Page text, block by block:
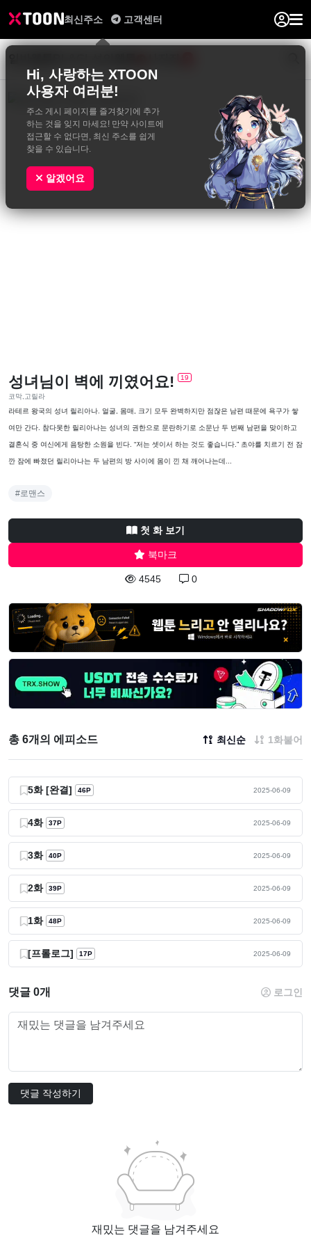
최신주소
Hi, 사랑하는 XTOON
사용자 여러분!
주소 게시 페이지를 즐겨찾기에 추가
하는 것을 잊지 마세요! 만약 사이트에
접근할 수 없다면, 최신 주소를 쉽게
찾을 수 있습니다.
알겠어요
고객센터
성녀님이 벽에 끼였어요! 19
코막,고릴라
라테르 왕국의 성녀 릴리아나. 얼굴, 몸매, 크기 모두 완벽하지만 점잖은 남편 때문에 욕구가 쌓
여만 간다. 참다못한 릴리아나는 성녀의 권한으로 문란하기로 소문난 두 번째 남편을 맞이하고
결혼식 중 여신에게 음탕한 소원을 빈다. “저는 셋이서 하는 것도 좋습니다.” 초야를 치르기 전 잠
깐 잠에 빠졌던 릴리아나는 두 남편의 방 사이에 몸이 낀 채 깨어나는데...
#로맨스
첫 화 보기
북마크
4545 0
총 6개의 에피소드 최신순 1화붙어
5화 [완결] 46P 2025-06-09
4화 37P 2025-06-09
3화 40P 2025-06-09
2화 39P 2025-06-09
1화 48P 2025-06-09
[프롤로그] 17P 2025-06-09
댓글 0개 로그인
댓글 작성하기
재밌는 댓글을 남겨주세요